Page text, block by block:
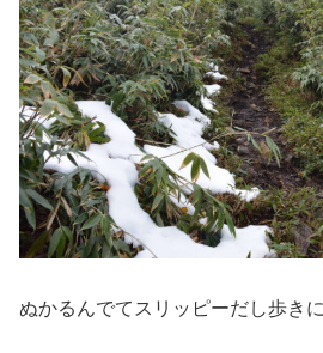
ぬかるんでてスリッピーだし歩き